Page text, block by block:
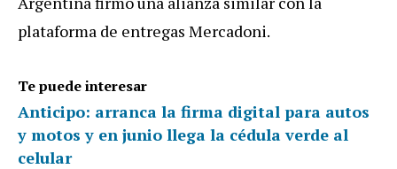
plataforma de entregas Mercadoni.
Te puede interesar
Anticipo: arranca la firma digital para autos
y motos y en junio llega la cédula verde al
celular